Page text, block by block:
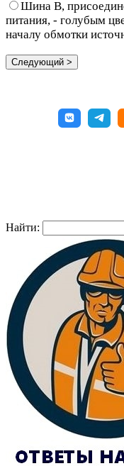
Шина В,
питания, - голубым
началу обмотки
Найти: